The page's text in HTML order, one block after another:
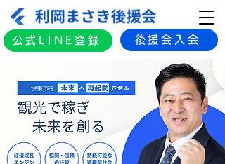
後援会入会
公式LINE登録